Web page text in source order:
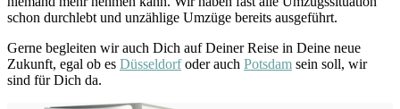
schon durchlebt und unzählige Umzüge bereits ausgeführt.
Gerne begleiten wir auch Dich auf Deiner Reise in Deine neue
Zukunft, egal ob es Düsseldorfoder auch Potsdam sein soll, wir
sind für Dich da.